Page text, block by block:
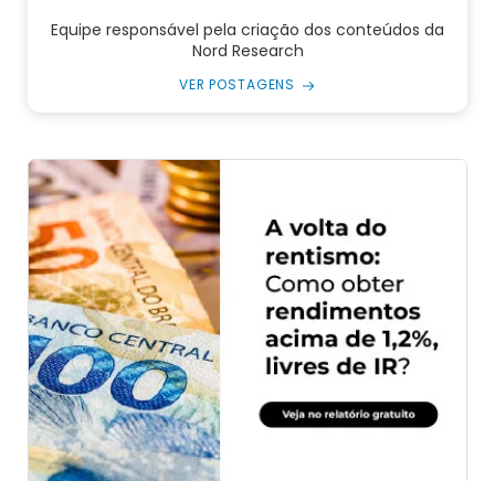
Equipe responsável pela criação dos conteúdos da
Nord Research
VER POSTAGENS